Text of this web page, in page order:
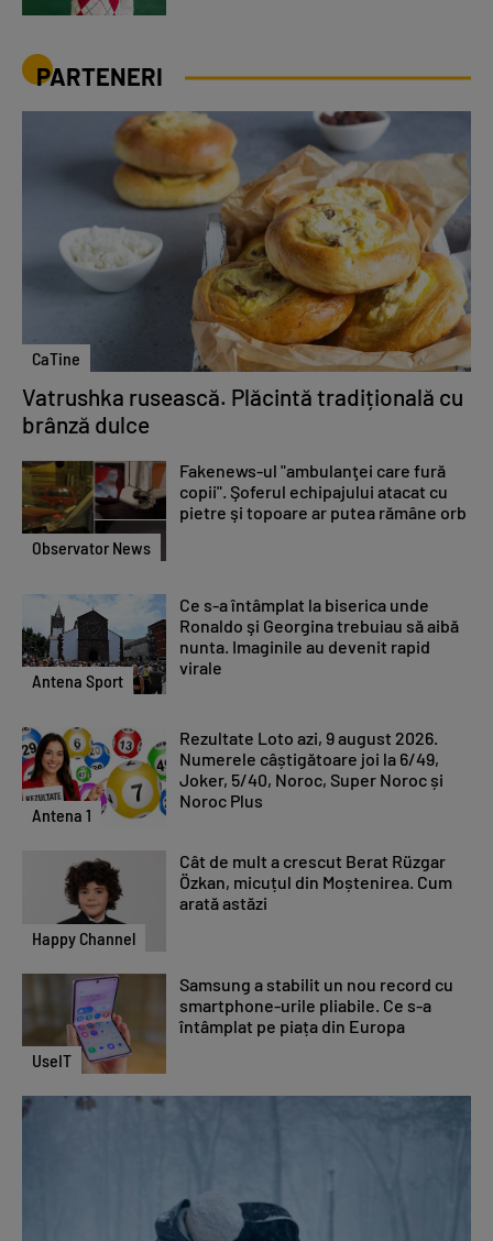
PARTENERI
CaTine
Vatrushka rusească. Plăcintă tradițională cu
brânză dulce
Observator News
Fakenews-ul "ambulanţei care fură
copii". Şoferul echipajului atacat cu
pietre şi topoare ar putea rămâne orb
Antena Sport
Ce s-a întâmplat la biserica unde
Ronaldo şi Georgina trebuiau să aibă
nunta. Imaginile au devenit rapid
virale
Antena 1
Rezultate Loto azi, 9 august 2026.
Numerele câștigătoare joi la 6/49,
Joker, 5/40, Noroc, Super Noroc și
Noroc Plus
Happy Channel
Cât de mult a crescut Berat Rüzgar
Özkan, micuțul din Moștenirea. Cum
arată astăzi
UseIT
Samsung a stabilit un nou record cu
smartphone-urile pliabile. Ce s-a
întâmplat pe piața din Europa